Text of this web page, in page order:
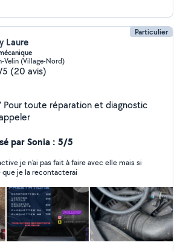
Particulier
Laure
Velin (Village-Nord)
(20 avis)
Pour toute réparation et diagnostic
par Sonia : 5/5
je n'ai pas fait à faire avec elle mais si
que je la recontacterai